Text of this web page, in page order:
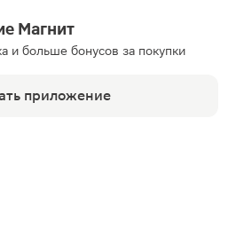
Магнит
и больше бонусов за покупки
приложение